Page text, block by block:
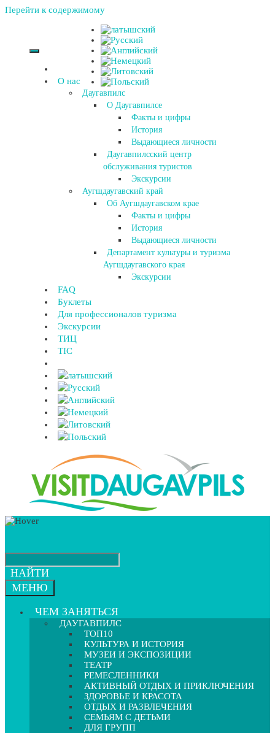
Перейти к содержимому
О нас
Даугавпилс
О Даугавпилсе
Факты и цифры
История
Выдающиеся личности
Даугавпилсский центр
обслуживания туристов
Экскурсии
Аугшдаугавский край
Об Аугшдаугавском крае
Факты и цифры
История
Выдающиеся личности
Департамент культуры и туризма
Аугшдаугавского края
Экскурсии
FAQ
Буклеты
Для профессионалов туризма
Экскурсии
ТИЦ
TIC
НАЙТИ
МЕНЮ
ЧЕМ ЗАНЯТЬСЯ
ДАУГАВПИЛС
ТОП10
КУЛЬТУРА И ИСТОРИЯ
МУЗЕИ И ЭКСПОЗИЦИИ
ТЕАТР
РЕМЕСЛЕННИКИ
АКТИВНЫЙ ОТДЫХ И ПРИКЛЮЧЕНИЯ
ЗДОРОВЬЕ И КРАСОТА
ОТДЫХ И РАЗВЛЕЧЕНИЯ
СЕМЬЯМ С ДЕТЬМИ
ДЛЯ ГРУПП